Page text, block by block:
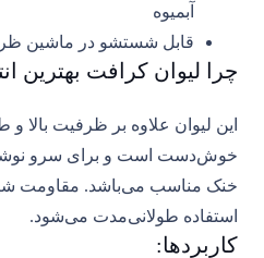
آبمیوه
قابل شستشو در ماشین
چرا لیوان کرافت بهترین
این لیوان علاوه بر ظرفیت بالا و
خوش‌دست است و برای سرو
خنک مناسب می‌باشد. مقاومت
استفاده طولانی‌مدت می‌شود.
کاربردها: